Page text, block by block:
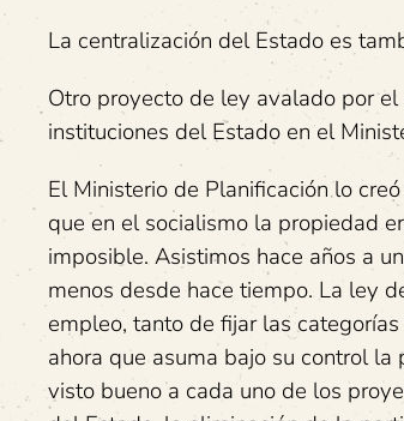
La centralización del Estado es
Otro proyecto de ley avalado por
instituciones del Estado en el
El Ministerio de Planificación lo
que en el socialismo la propiedad
imposible. Asistimos hace años a
menos desde hace tiempo. La ley
empleo, tanto de fijar las
ahora que asuma bajo su control
visto bueno a cada uno de los